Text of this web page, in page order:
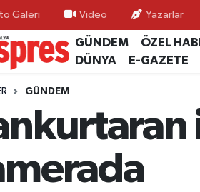
Galeri Video Yazarlar
GÜNDEM ÖZEL
DÜNYA
E-GAZETE
GÜNDEM
Durumu ve Fikstür